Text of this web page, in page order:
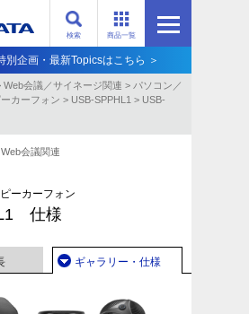
商品一覧
検索
別企画・最新Topicsはこちら ＞
Web会議／サイネージ関連 > パソコン／
カーフォン > USB-SPPHL1 > USB-
Web会議関連
ーカーフォン
仕様
ギャラリー・仕様